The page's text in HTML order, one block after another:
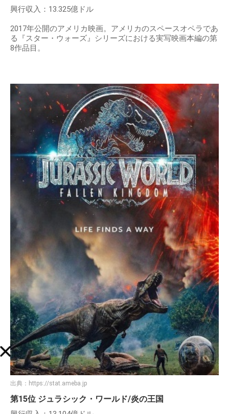
興行収入：13.325億ドル
2017年公開のアメリカ映画。アメリカのスペースオペラであ
る『スター・ウォーズ』シリーズにおける実写映画本編の第
8作品目。
出典： https://stat.ameba.jp
第15位 ジュラシック・ワールド/炎の王国